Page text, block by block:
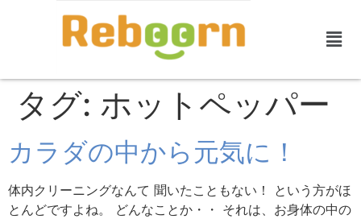
タグ: ホットペッパー
カラダの中から元気に！
体内クリーニングなんて 聞いたこともない！ という方がほ
とんどですよね。 どんなことか・・ それは、お身体の中の